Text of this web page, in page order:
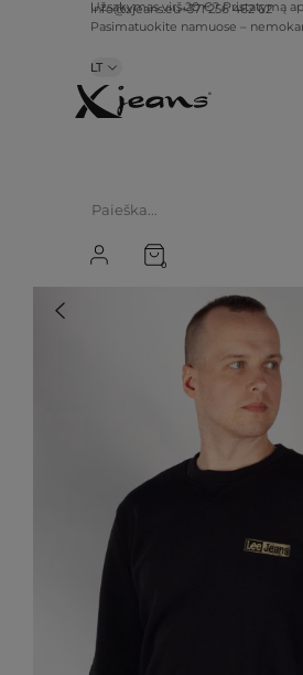
info@xjeans.eu+371 256 462 62
Užsakymas virš 20 €? Pristatymą
Pasimatuokite namuose –
LT
0